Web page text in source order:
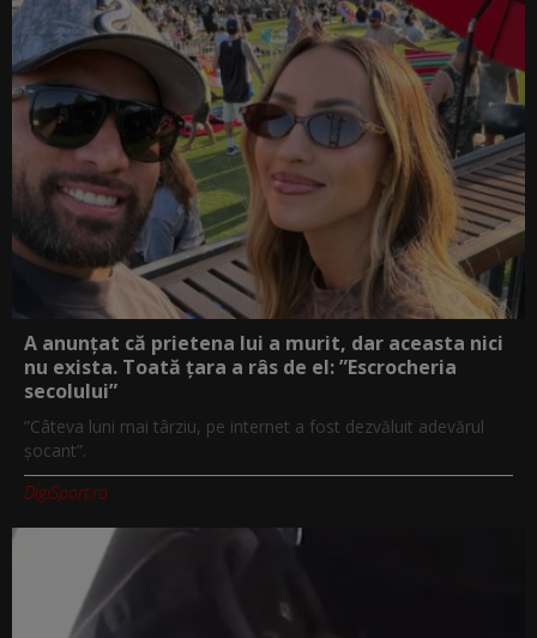
A anunțat că prietena lui a murit, dar aceasta nici
nu exista. Toată țara a râs de el: ”Escrocheria
secolului”
”Câteva luni mai târziu, pe internet a fost dezvăluit adevărul
șocant”.
DigiSport.ro